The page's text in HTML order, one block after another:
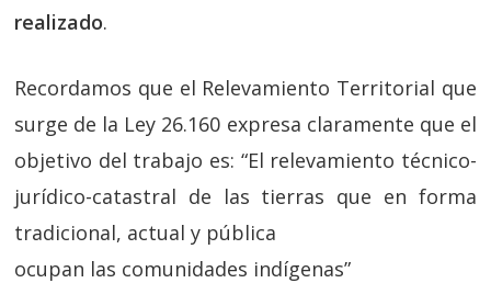
realizado.
Recordamos que el Relevamiento Territorial que
surge de la Ley 26.160 expresa claramente que el
objetivo del trabajo es: “El relevamiento técnico-
jurídico-catastral de las tierras que en forma
tradicional, actual y pública
ocupan las comunidades indígenas”